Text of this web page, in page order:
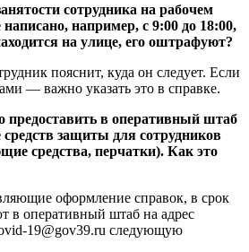
сотрудника на рабочем
например, с 9:00 до 18:00,
на улице, его оштрафуют?
пояснит, куда он следует. Если
— важно указать это в справке.
предоставить в оперативный штаб
средств защиты для сотрудников
средства, перчатки). Как это
оформление справок, в срок
в оперативный штаб на адрес
19@gov39.ru следующую